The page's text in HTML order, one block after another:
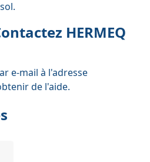
HERMEQ
e-mail à l'adresse
de l'aide.